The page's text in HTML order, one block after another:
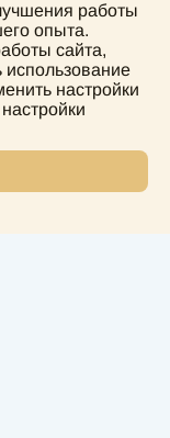
+
работы
опыта.
сайта,
использование
настройки